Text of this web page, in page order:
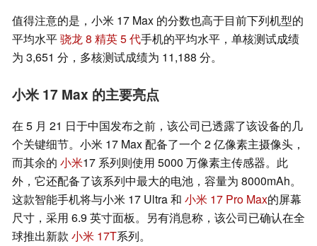
值得注意的是，小米 17 Max 的分数也高于目前下列机型的
平均水平骁龙 8 精英 5 代手机的平均水平，单核测试成绩
为 3,651 分，多核测试成绩为 11,188 分。
小米 17 Max 的主要亮点
在 5 月 21 日于中国发布之前，该公司已透露了该设备的几
个关键细节。小米 17 Max 配备了一个 2 亿像素主摄像头，
而其余的 小米17 系列则使用 5000 万像素主传感器。此
外，它还配备了该系列中最大的电池，容量为 8000mAh。
这款智能手机将与小米 17 Ultra 和 小米 17 Pro Max的屏幕
尺寸，采用 6.9 英寸面板。另有消息称，该公司已确认在全
球推出新款 小米 17T系列。